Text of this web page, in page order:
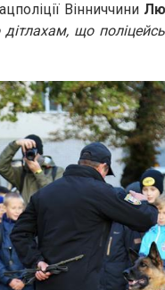
Вінниччини
що